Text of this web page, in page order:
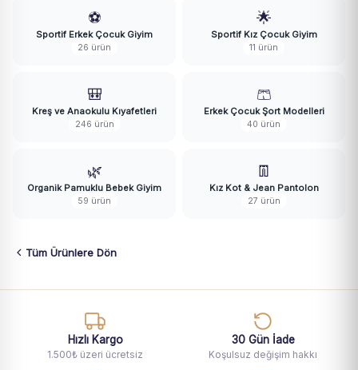
⚽
Sportif Erkek Çocuk Giyim
26 ürün
🌟
Sportif Kız Çocuk Giyim
11 ürün
🎒
Kreş ve Anaokulu Kıyafetleri
246 ürün
🩳
Erkek Çocuk Şort Modelleri
40 ürün
🌿
Organik Pamuklu Bebek Giyim
59 ürün
👖
Kız Kot & Jean Pantolon
27 ürün
Tüm Ürünlere Dön
Hızlı Kargo
1.500₺ üzeri ücretsiz
30 Gün İade
Koşulsuz değişim hakkı